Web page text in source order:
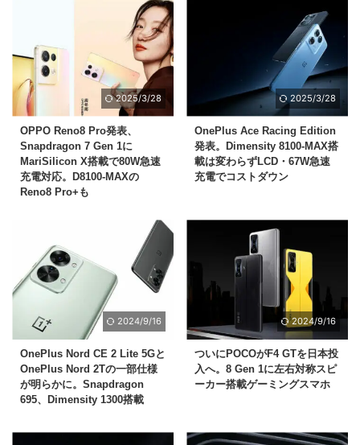
2025/3/28
OPPO Reno8 Pro発表、
Snapdragon 7 Gen 1に
MariSilicon X搭載で80W急速
充電対応。D8100-MAXの
Reno8 Pro+も
2025/3/28
OnePlus Ace Racing Edition
発表。Dimensity 8100-MAX搭
載は変わらずLCD・67W急速
充電でコストダウン
2024/9/16
OnePlus Nord CE 2 Lite 5Gと
OnePlus Nord 2Tの一部仕様
が明らかに。Snapdragon
695、Dimensity 1300搭載
2024/9/16
ついにPOCOがF4 GTを日本投
入へ。8 Gen 1に左右対称スピ
ーカー搭載ゲーミングスマホ